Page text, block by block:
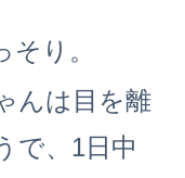
り。
んは目を離
で、1日中